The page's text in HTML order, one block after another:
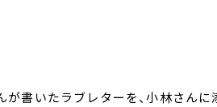
が書いたラブレターを、小林さん